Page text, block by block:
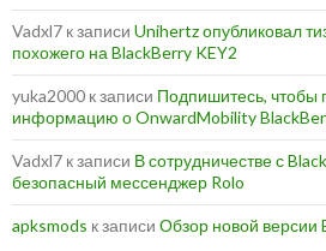
Vadxl7 к записи Unihertz опубликовал
похожего на BlackBerry KEY2
yuka2000 к записи Подпишитесь, чтобы
информацию о OnwardMobility
Vadxl7 к записи В сотрудничестве с
безопасный мессенджер Rolo
apksmods к записи Обзор новой версии